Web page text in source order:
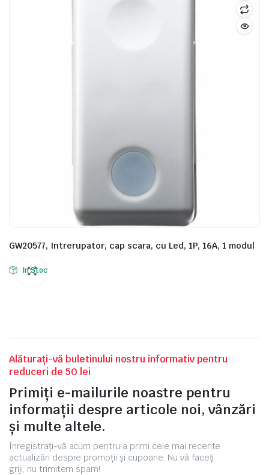
GW20577, Intrerupator, cap scara, cu Led, 1P, 16A, 1 modul
In Stoc
Alăturați-vă buletinului nostru informativ pentru
reduceri de 50 lei
Primiți e-mailurile noastre pentru
informații despre articole noi, vânzări
și multe altele.
Înregistrați-vă acum pentru a primi cele mai recente
actualizări despre promoții și cupoane. Nu vă faceți
griji, nu trimitem spam!